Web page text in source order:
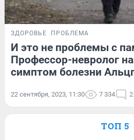
ЗДОРОВЬЕ ПРОБЛЕМА
И это не проблемы с
Профессор-невролог
симптом болезни
22 сентября, 2023, 11:30 7 334 2
ТОП 5